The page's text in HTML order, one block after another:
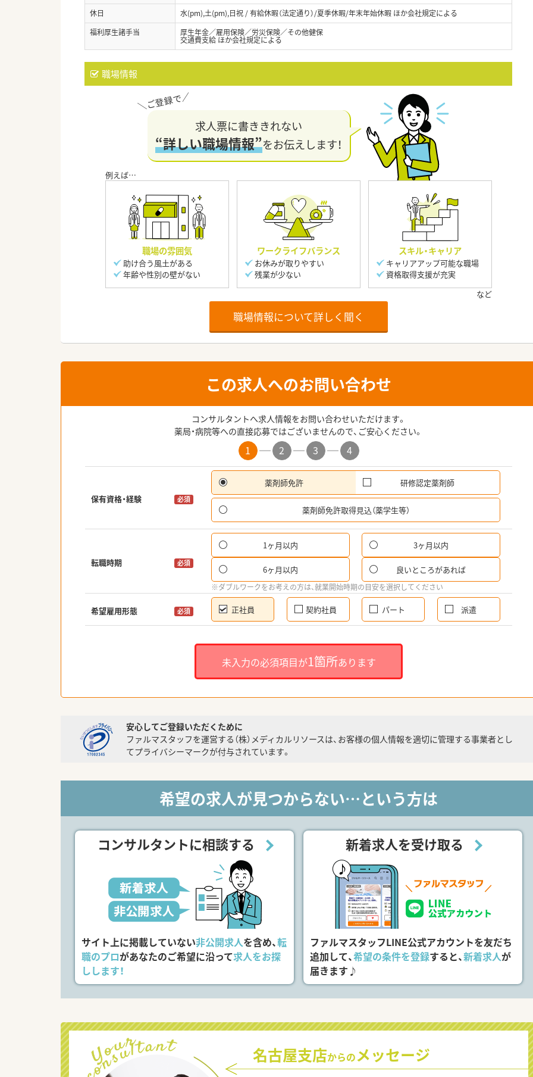
休日
水(pm),土(pm),日祝 / 有給休暇（法定通り）/夏季休暇/年末年始休暇 ほか会社規定による
福利厚生諸手当
厚生年金／雇用保険／労災保険／その他健保
交通費支給 ほか会社規定による
職場情報
求人票に書ききれない
“詳しい職場情報”をお伝えします！
職場の雰囲気
助け合う風土がある
年齢や性別の壁がない
ワークライフバランス
お休みが取りやすい
残業が少ない
スキル・キャリア
キャリアアップ可能な職場
資格取得支援が充実
職場情報について詳しく聞く
この求人へのお問い合わせ
コンサルタントへ求人情報をお問い合わせいただけます。
薬局・病院等への直接応募ではございませんので、ご安心ください。
1 2 3 4
保有資格・経験 必須
薬剤師免許 研修認定薬剤師
薬剤師免許取得見込（薬学生等）
転職時期 必須
1ヶ月以内 3ヶ月以内
6ヶ月以内 良いところがあれば
※ダブルワークをお考えの方は、就業開始時期の目安を選択してください
希望雇用形態 必須 正社員 契約社員 パート 派遣
未入力の必須項目が1箇所あります
安心してご登録いただくために
ファルマスタッフを運営する（株）メディカルリソースは、お客様の個人情報を適切に管理する事業者とし
てプライバシーマークが付与されています。
希望の求人が見つからない…という方は
コンサルタントに相談する
サイト上に掲載していない非公開求人を含め、転
職のプロがあなたのご希望に沿って求人をお探
しします！
新着求人を受け取る
ファルマスタッフLINE公式アカウントを友だち
追加して、希望の条件を登録すると、新着求人が
届きます♪
名古屋支店からのメッセージ